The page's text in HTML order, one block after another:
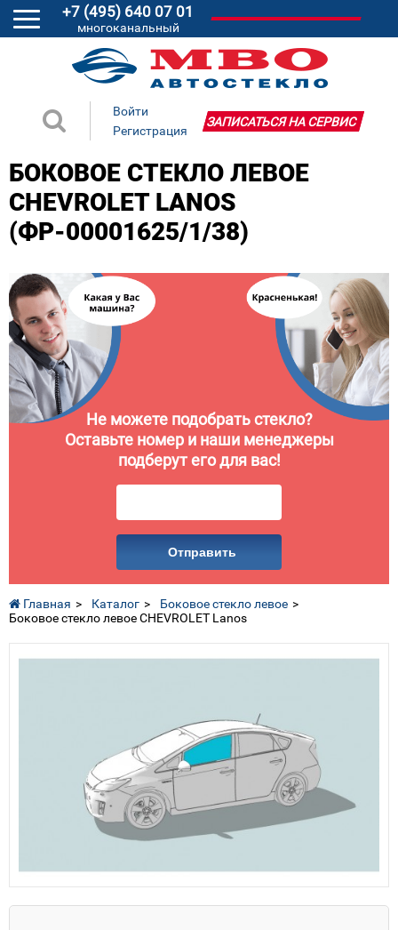
+7 (495) 640 07 01
многоканальный
Войти
Регистрация
ЗАПИСАТЬСЯ НА СЕРВИС
БОКОВОЕ СТЕКЛО ЛЕВОЕ
CHEVROLET LANOS
(ФР-00001625/1/38)
Не можете подобрать стекло?
Оставьте номер и наши менеджеры
подберут его для вас!
Отправить
Главная Каталог
Боковое стекло левое
Боковое стекло левое CHEVROLET Lanos